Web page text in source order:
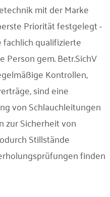
mit der Marke
Priorität festgelegt -
qualifizierte
gem. Betr.SichV
Kontrollen,
sind eine
von Schlauchleitungen
zur Sicherheit von
Stillstände
finden